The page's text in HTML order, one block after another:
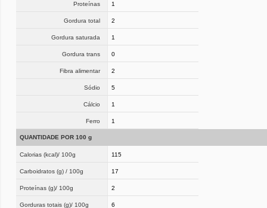
Proteínas 1
Gordura total 2
Gordura saturada 1
Gordura trans 0
Fibra alimentar 2
Sódio 5
Cálcio 1
Ferro 1
QUANTIDADE POR 100 g
Calorias (kcal)/ 100g 115
Carboidratos (g) / 100g 17
Proteínas (g)/ 100g 2
Gorduras totais (g)/ 100g 6